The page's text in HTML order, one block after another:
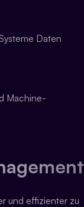
Daten
Machine-
und effizienter zu